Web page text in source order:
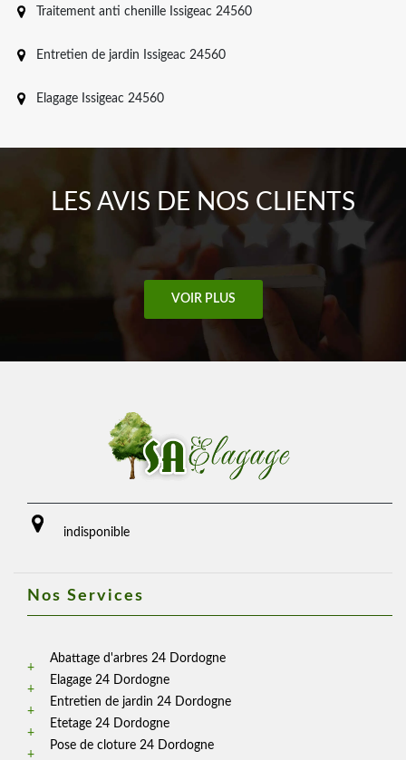
Traitement anti chenille Issigeac 24560
Entretien de jardin Issigeac 24560
Elagage Issigeac 24560
LES AVIS DE NOS CLIENTS
VOIR PLUS
indisponible
Nos Services
Abattage d'arbres 24 Dordogne
Elagage 24 Dordogne
Entretien de jardin 24 Dordogne
Etetage 24 Dordogne
Pose de cloture 24 Dordogne